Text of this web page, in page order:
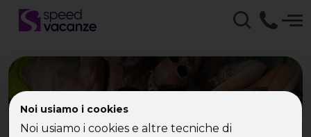
Noi usiamo i cookies
Noi usiamo i cookies e altre tecniche di